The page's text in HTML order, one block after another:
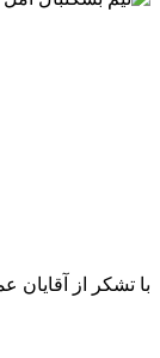
با تشکر از آقايان